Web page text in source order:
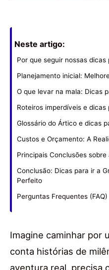
Neste artigo:
Por que seguir nossas dicas
Planejamento inicial:
O que levar na mala: Dicas
Roteiros imperdíveis e dicas
Glossário do Ártico e dicas
Custos e Orçamento: A
Principais Conclusões sobre
Conclusão: Dicas para ir a
Perfeito
Perguntas Frequentes (FAQ)
Imagine caminhar por
conta histórias de
aventura real, precisa